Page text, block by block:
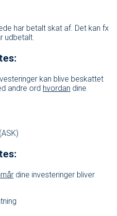
har betalt skat af. Det kan fx
udbetalt.
kan blive beskattet
andre ord hvordan dine
dine investeringer bliver